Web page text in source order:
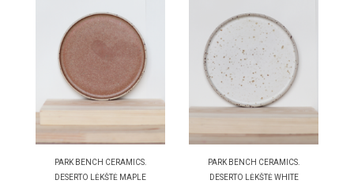
PARK BENCH CERAMICS.
DESERTO LĖKŠTĖ MAPLE
PARK BENCH CERAMICS.
DESERTO LĖKŠTĖ WHITE